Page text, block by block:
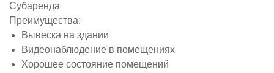
Субаренда
Преимущества:
Вывеска на здании
Видеонаблюдение в помещениях
Хорошее состояние помещений